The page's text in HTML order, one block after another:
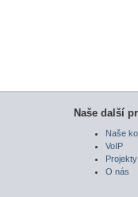
Naše další
Naše
VoIP
Projekty
O nás